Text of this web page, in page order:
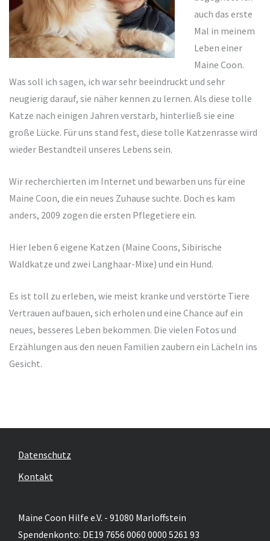
auch das erste
Mal in meinem
Leben einer
Maine Coon.
Was soll ich sagen, ich war sehr beeindruckt und sehr
neugierig darauf, sie näher kennen zu lernen. Als diese tolle
Katze nach einigen Jahren verstarb, hinterließ sie eine
große Lücke. Für uns stand fest, diese tolle Katzenrasse wird
wieder Bestandteil unseres Lebens sein.
Wir recherchierten im Internet und bewarben uns für eine
Maine Coon, die ein neues Zuhause suchte. Doch es kam
anders, 2009 zogen die ersten Pflegetiere ein.
Hier leben 6 eigene Katzen (Maine Coons, Sibirische
Waldkatze und zwei Langhaar-Mixe) und ein Hund.
Es ist toll zu erleben, wie meist kranke und verstörte Tiere
Vertrauen aufbauen, sich erholen und eine Chance auf ein
neues, besseres Leben bekommen. Die vielen Fotos und
Erzählungen aus den neuen Familien zaubern ein Lächeln ins
Gesicht.
Datenschutz
Kontakt
Maine Coon Hilfe e.V. - 91080 Marloffstein
Spendenkonto: DE19 7656 0060 0000 5261 93